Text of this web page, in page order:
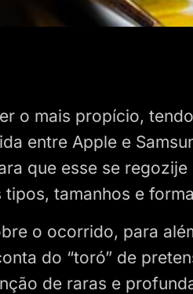
o mais propício,
entre Apple e
que esse se
tamanhos e
o ocorrido, para
do “toró” de
de raras e